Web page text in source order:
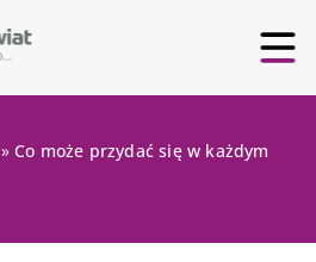
»Co może przydać się w każdym